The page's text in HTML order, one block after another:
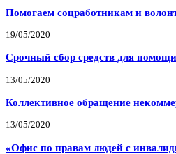
Помогаем соцработникам и
19/05/2020
Срочный сбор средств для
13/05/2020
Коллективное обращение
13/05/2020
«Офис по правам людей с